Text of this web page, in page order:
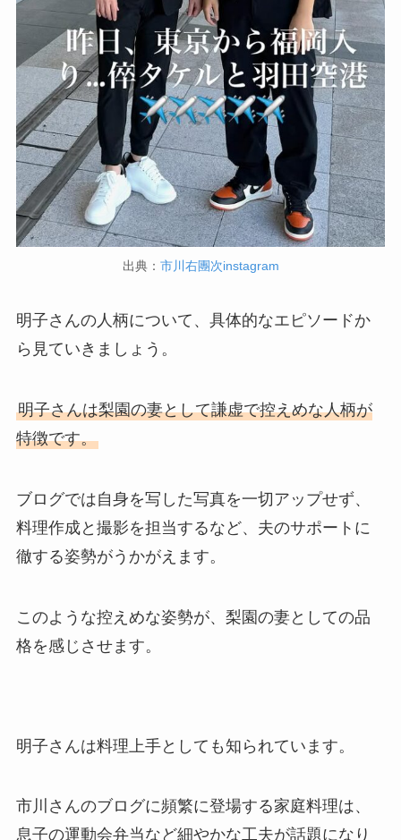
出典： 市川右團次instagram
明子さんの人柄について、具体的なエピソードか
ら見ていきましょう。
明子さんは梨園の妻として謙虚で控えめな人柄が
特徴です。
ブログでは自身を写した写真を一切アップせず、
料理作成と撮影を担当するなど、夫のサポートに
徹する姿勢がうかがえます。
このような控えめな姿勢が、梨園の妻としての品
格を感じさせます。
明子さんは料理上手としても知られています。
市川さんのブログに頻繁に登場する家庭料理は、
息子の運動会弁当など細やかな工夫が話題になり